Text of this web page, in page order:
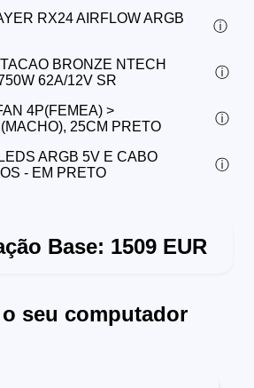
RX24 AIRFLOW ARGB
BRONZE NTECH
62A/12V SR
4P(FEMEA) >
25CM PRETO
ARGB 5V E CABO
- EM PRETO
Base: 1509 EUR
seu computador